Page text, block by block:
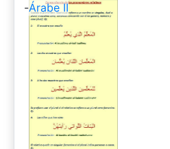
-Árabe II